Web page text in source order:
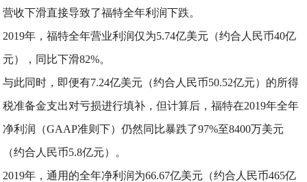
营收下滑直接导致了福特全年利润下跌。
2019年，福特全年营业利润仅为5.74亿美元（约合人民币40亿
元），同比下滑82%。
与此同时，即便有7.24亿美元（约合人民币50.52亿元）的所得
税准备金支出对亏损进行填补，但计算后，福特在2019年全年
净利润（GAAP准则下）仍然同比暴跌了97%至8400万美元
（约合人民币5.8亿元）。
2019年，通用的全年净利润为66.67亿美元（约合人民币465亿